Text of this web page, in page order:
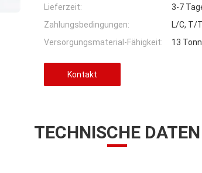
Lieferzeit:
3-7
Zahlungsbedingungen:
L/C, T/
Versorgungsmaterial-Fähigkeit:
13
Kontakt
TECHNISCHE DATEN